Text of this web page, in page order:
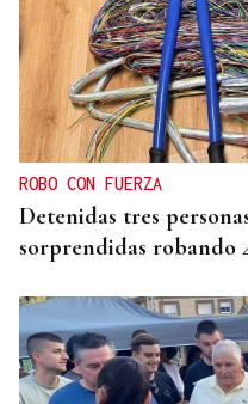
ROBO CON FUERZA
Detenidas tres
sorprendidas robando